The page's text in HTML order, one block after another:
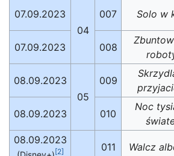
07.09.2023
04
007 Solo w
07.09.2023 008
08.09.2023
05
009
08.09.2023 010
Noc
08.09.2023
[2] 011 Walcz